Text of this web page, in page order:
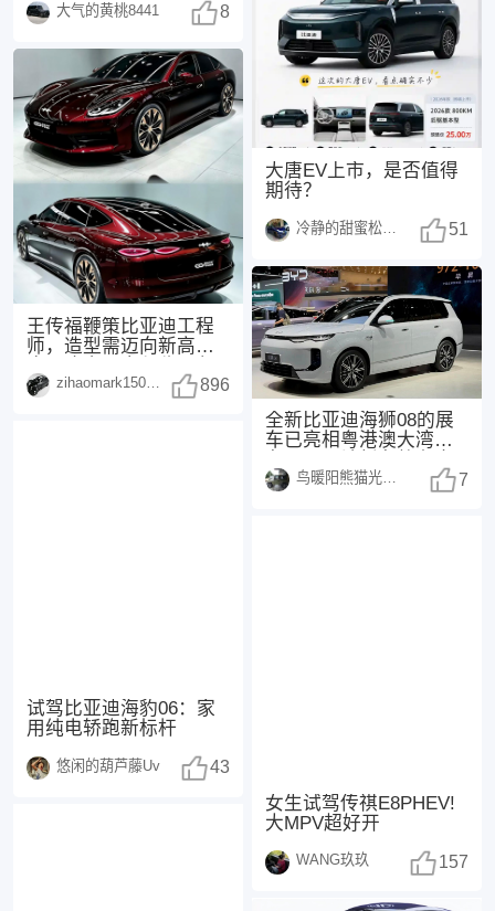
有采用此前网传的“
大气的黄桃8441 8
王传福鞭策比亚迪工程
师，造型需迈向新高
众望！传福先生曾表
zihaomark150415 896
试驾比亚迪海豹06：家
用纯电轿跑新标杆
悠闲的葫芦藤Uv 43
大唐EV上市，是否值得
期待？
冷静的甜蜜松鼠1498 51
全新比亚迪海狮08的展
车已亮相粤港澳大湾区
年正式上市，这也是
鸟暖阳熊猫光250108 7
女生试驾传祺E8PHEV!
大MPV超好开
WANG玖玖 157